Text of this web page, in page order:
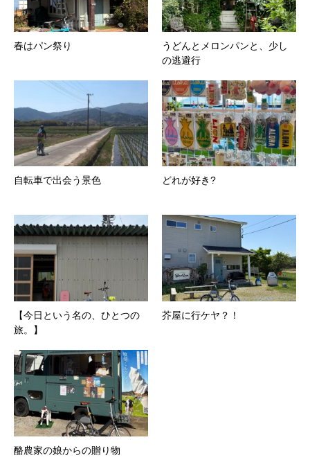
春はパン祭り
うどんとメロンパンと、少し
の逃避行
自転車で出会う景色 どれが好き?
【今日という名の、ひとつの
旅。】
芥屋に行ケヤ？！
酪農家の娘からの贈り物